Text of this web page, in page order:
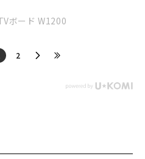
ボード W1200
​2